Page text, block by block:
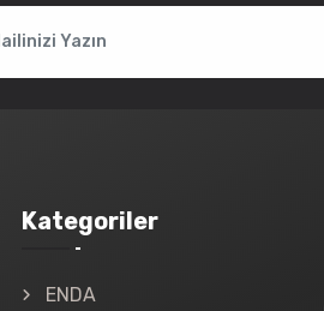
Kategoriler
ENDA